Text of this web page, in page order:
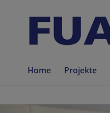
Home Projekte